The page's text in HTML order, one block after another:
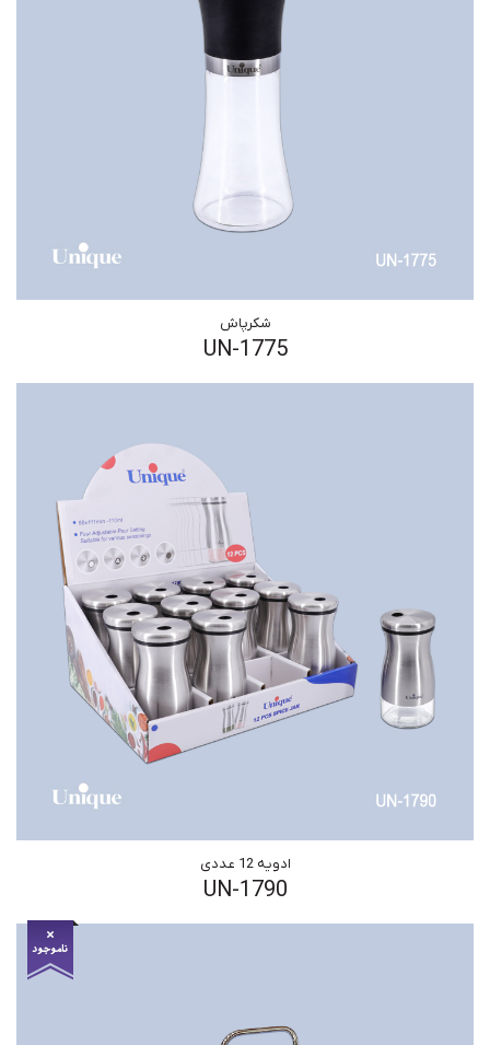
شکرپاش
UN-1775
ادویه 12 عددی
UN-1790